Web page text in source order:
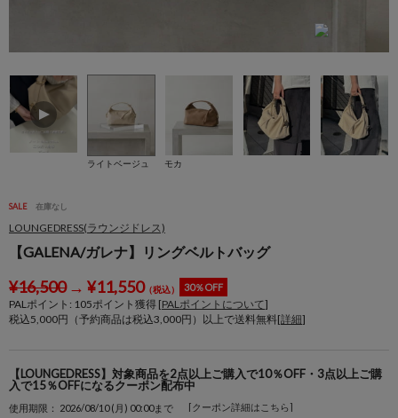
ライトベージュ モカ
SALE 在庫なし
LOUNGEDRESS(ラウンジドレス)
【GALENA/ガレナ】リングベルトバッグ
¥16,500→ ¥11,550（税込） 30％OFF
PALポイント: 105ポイント獲得 [PALポイントについて]
税込5,000円（予約商品は税込3,000円）以上で送料無料[詳細]
【LOUNGEDRESS】対象商品を2点以上ご購入で10％OFF・3点以上ご購
入で15％OFFになるクーポン配布中
使用期限： 2026/08/10 (月) 00:00まで [クーポン詳細はこちら]